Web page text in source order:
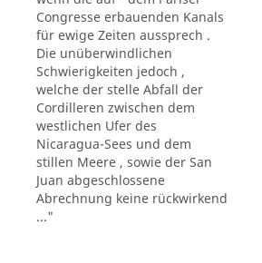
Congresse erbauenden Kanals
für ewige Zeiten aussprech .
Die unüberwindlichen
Schwierigkeiten jedoch ,
welche der stelle Abfall der
Cordilleren zwischen dem
westlichen Ufer des
Nicaragua-Sees und dem
stillen Meere , sowie der San
Juan abgeschlossene
Abrechnung keine rückwirkend
..."